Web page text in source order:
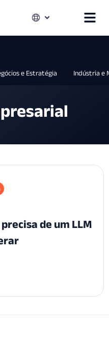
e Estratégia Indústria e
de um LLM